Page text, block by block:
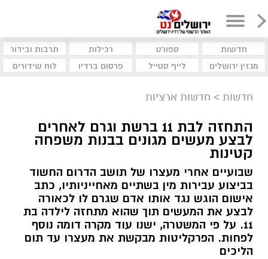
חדשות ספורט רכילות
תרבות ובידור
מגזין ירושלים
לייף סטייל פרסום ברדיו לוח שידורים
חדשות > חדשות ארציות
התחזה לבת 11 ברשת וגרם לאחרים
לבצע מעשים מגונים בבנות משפחה
קטינות
שבועיים אחרי מעצרו של תושב הדרום החשוד
בביצוע עבירות מין בשתיים מאחייניותיו, כתב
אישום הוגש נגד אותו אדם שגרם לו לכאורה
לבצע את המעשים תוך שהוא מתחזה לילדה בת
11. על פי המשטרה, ישנו עוד מקרה דומה נוסף
לפחות. הפרקליטות מבקשת את מעצרו עד תום
הליכים